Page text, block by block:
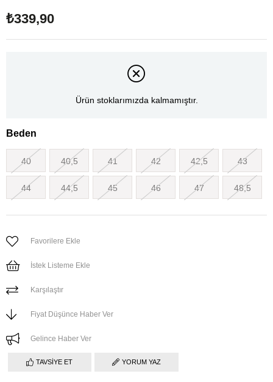
₺339,90
Ürün stoklarımızda kalmamıştır.
Beden
40 40,5 41 42 42,5 43
44 44,5 45 46 47 48,5
Favorilere Ekle
İstek Listeme Ekle
Karşılaştır
Fiyat Düşünce Haber Ver
Gelince Haber Ver
TAVSIYE ET YORUM YAZ